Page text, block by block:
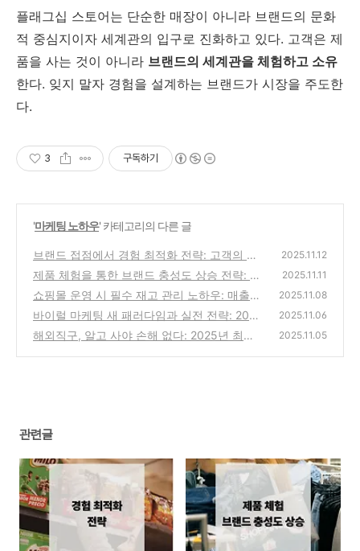
플래그십 스토어는 단순한 매장이 아니라 브랜드의 문화
적 중심지이자 세계관의 입구로 진화하고 있다. 고객은 제
품을 사는 것이 아니라 브랜드의 세계관을 체험하고 소유
한다. 잊지 말자 경험을 설계하는 브랜드가 시장을 주도한
다.
3 구독하기
'마케팅 노하우' 카테고리의 다른 글
브랜드 접점에서 경험 최적화 전략: 고객의 순
간이 브랜드를 만든다
(0)
2025.11.12
제품 체험을 통한 브랜드 충성도 상승 전략: 사
용 경험이 팬을 만든다
(0)
2025.11.11
쇼핑몰 운영 시 필수 재고 관리 노하우: 매출과
직결되는 스마트 운영 전략
(1)
2025.11.08
바이럴 마케팅 새 패러다임과 실전 전략: 2025
년 브랜드 확산의 법칙
(0)
2025.11.06
해외직구, 알고 사야 손해 없다: 2025년 최신
2025.11.05
관련글